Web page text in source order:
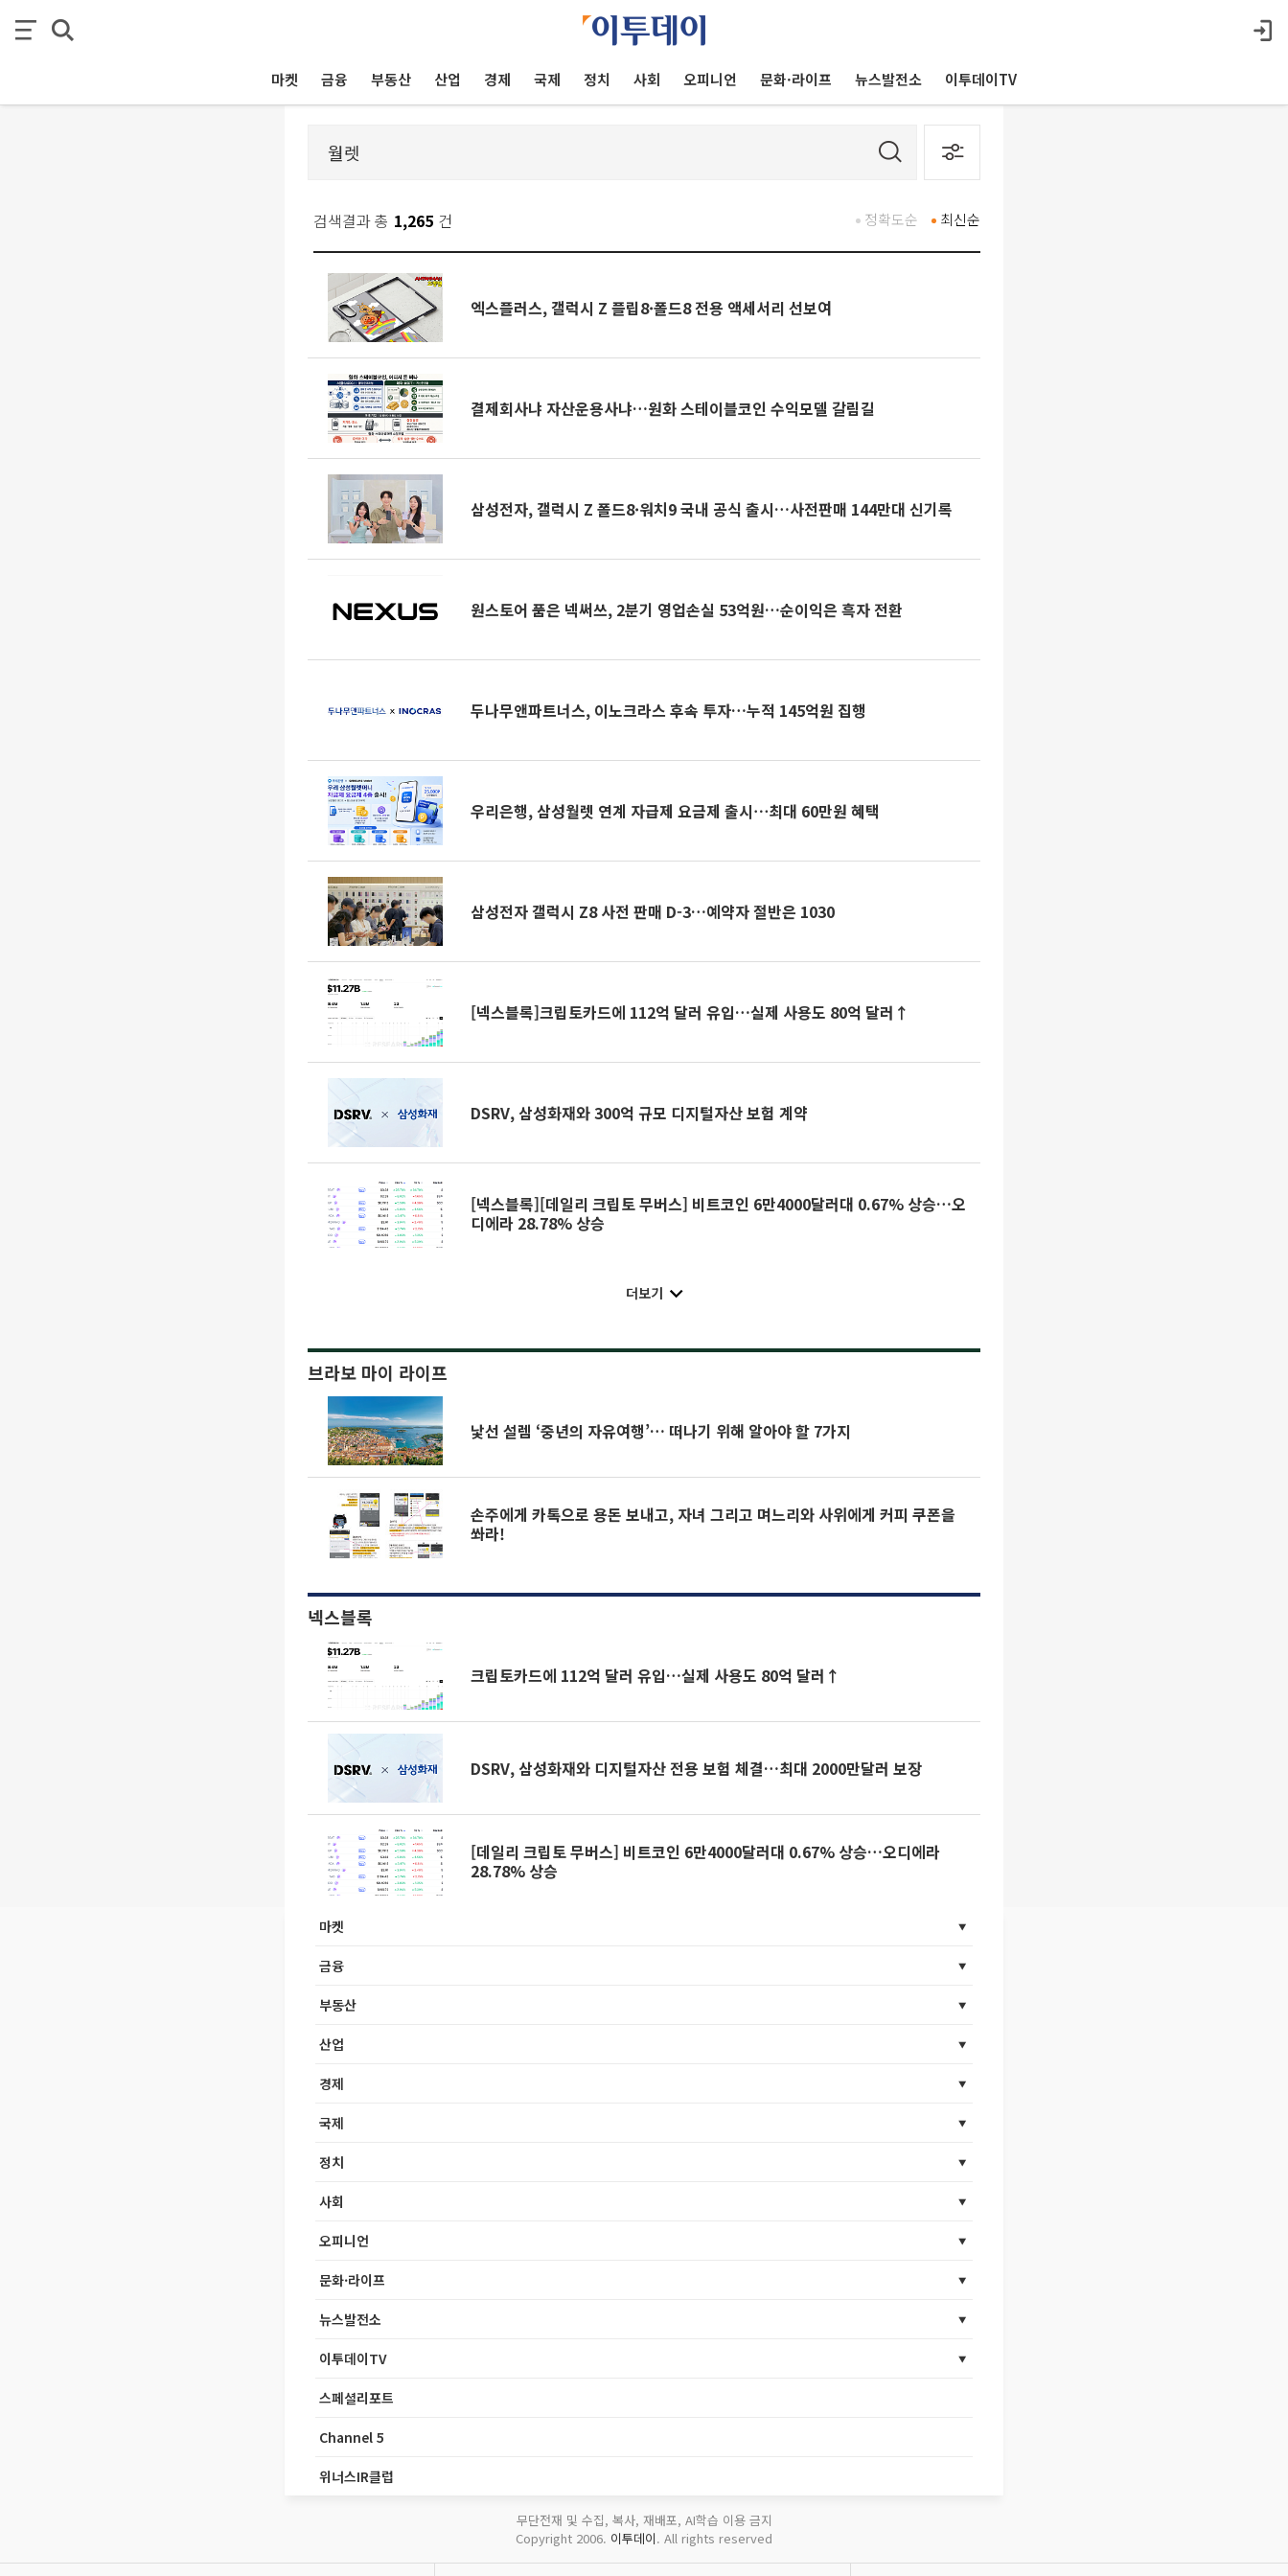
마켓 금융 부동산 산업 경제 국제 정치 사회 오피니언 문화·라이프 뉴스발전소 이투데이TV
검색결과 총 1,265 건 최신순
정확도순
엑스플러스, 갤럭시 Z 플립8·폴드8 전용 액세서리 선보여
결제회사냐 자산운용사냐…원화 스테이블코인 수익모델 갈림길
삼성전자, 갤럭시 Z 폴드8·워치9 국내 공식 출시…사전판매 144만대 신기록
원스토어 품은 넥써쓰, 2분기 영업손실 53억원…순이익은 흑자 전환
두나무앤파트너스, 이노크라스 후속 투자…누적 145억원 집행
우리은행, 삼성월렛 연계 자급제 요금제 출시⋯최대 60만원 혜택
삼성전자 갤럭시 Z8 사전 판매 D-3…예약자 절반은 1030
[넥스블록]크립토카드에 112억 달러 유입…실제 사용도 80억 달러↑
DSRV, 삼성화재와 300억 규모 디지털자산 보험 계약
[넥스블록][데일리 크립토 무버스] 비트코인 6만4000달러대 0.67% 상승…오
디에라 28.78% 상승
더보기
브라보 마이 라이프
낯선 설렘 ‘중년의 자유여행’… 떠나기 위해 알아야 할 7가지
손주에게 카톡으로 용돈 보내고, 자녀 그리고 며느리와 사위에게 커피 쿠폰을
쏴라!
넥스블록
크립토카드에 112억 달러 유입…실제 사용도 80억 달러↑
DSRV, 삼성화재와 디지털자산 전용 보험 체결…최대 2000만달러 보장
[데일리 크립토 무버스] 비트코인 6만4000달러대 0.67% 상승…오디에라
28.78% 상승
마켓
금융
부동산
산업
경제
국제
정치
사회
오피니언
문화·라이프
뉴스발전소
이투데이TV
스페셜리포트
Channel 5
위너스IR클럽
무단전재 및 수집, 복사, 재배포, AI학습 이용 금지
Copyright 2006. 이투데이. All rights reserved